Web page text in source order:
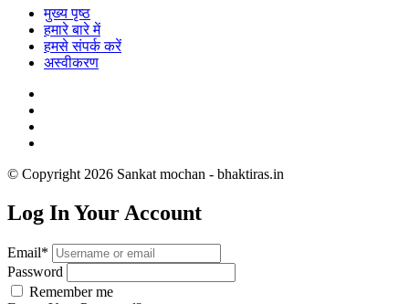
मुख्य पृष्ठ
हमारे बारे में
हमसे संपर्क करें
अस्वीकरण
© Copyright 2026 Sankat mochan - bhaktiras.in
Log In Your Account
Email*
Password
Remember me